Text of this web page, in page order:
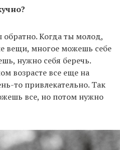
обратно. Когда ты молод,
вещи, многое можешь себе
нужно себя беречь.
возрасте все еще на
то привлекательно. Так
все, но потом нужно